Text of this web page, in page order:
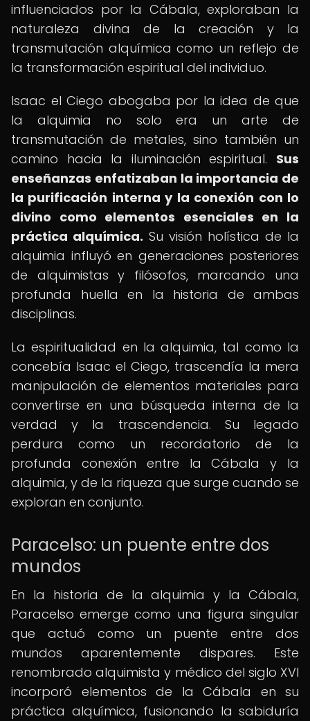
influenciados por la Cábala, exploraban la
naturaleza divina de la creación y la
transmutación alquímica como un reflejo de
la transformación espiritual del individuo.
Isaac el Ciego abogaba por la idea de que
la alquimia no solo era un arte de
transmutación de metales, sino también un
camino hacia la iluminación espiritual. Sus
enseñanzas enfatizaban la importancia de
la purificación interna y la conexión con lo
divino como elementos esenciales en la
práctica alquímica. Su visión holística de la
alquimia influyó en generaciones posteriores
de alquimistas y filósofos, marcando una
profunda huella en la historia de ambas
disciplinas.
La espiritualidad en la alquimia, tal como la
concebía Isaac el Ciego, trascendía la mera
manipulación de elementos materiales para
convertirse en una búsqueda interna de la
verdad y la trascendencia. Su legado
perdura como un recordatorio de la
profunda conexión entre la Cábala y la
alquimia, y de la riqueza que surge cuando se
exploran en conjunto.
Paracelso: un puente entre dos
mundos
En la historia de la alquimia y la Cábala,
Paracelso emerge como una figura singular
que actuó como un puente entre dos
mundos aparentemente dispares. Este
renombrado alquimista y médico del siglo XVI
incorporó elementos de la Cábala en su
práctica alquímica, fusionando la sabiduría